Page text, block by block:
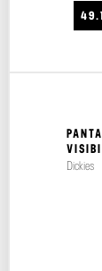
Dickies